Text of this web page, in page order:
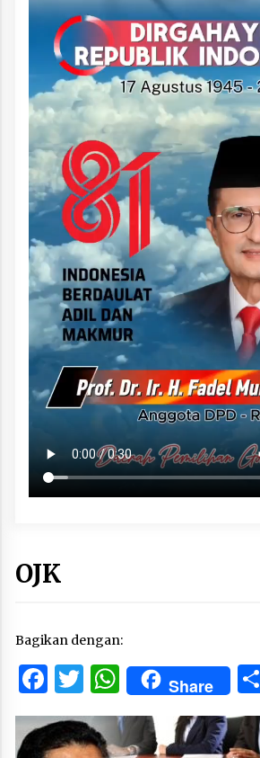
OJK
Bagikan dengan:
Facebook
Twitter
WhatsApp
Share